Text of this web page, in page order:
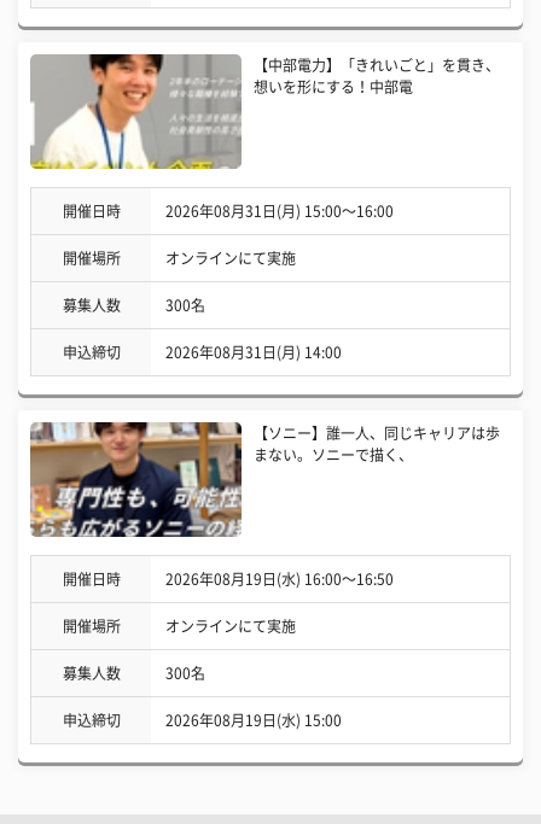
【中部電力】「きれいごと」を貫き、
想いを形にする！中部電
開催日時 2026年08月31日(月) 15:00〜16:00
開催場所 オンラインにて実施
募集人数 300名
申込締切 2026年08月31日(月) 14:00
【ソニー】誰一人、同じキャリアは歩
まない。ソニーで描く、
開催日時 2026年08月19日(水) 16:00〜16:50
開催場所 オンラインにて実施
募集人数 300名
申込締切 2026年08月19日(水) 15:00